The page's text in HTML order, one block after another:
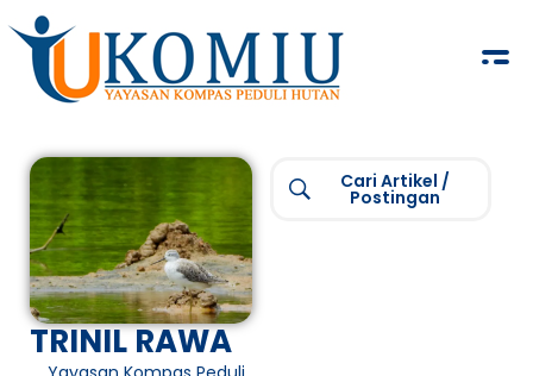
TRINIL RAWA
Cari Artikel /
Postingan